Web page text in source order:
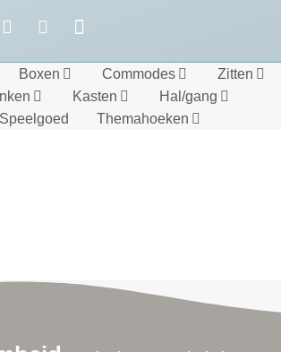
Boxen Commodes
Zitten
Kasten
Hal/gang
Speelgoed
Themahoeken